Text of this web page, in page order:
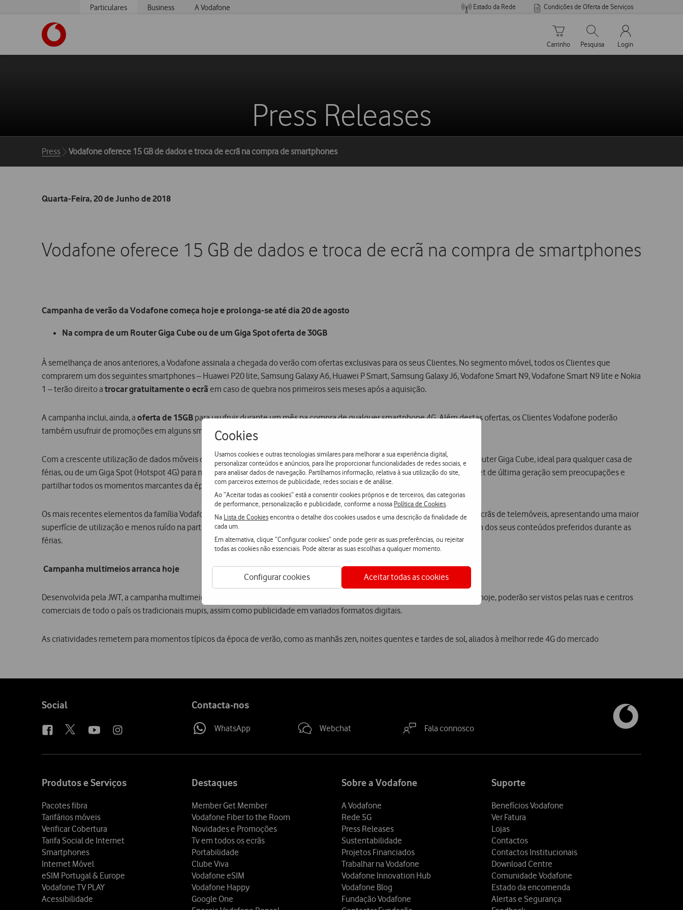
Cookies
Usamos cookies e outras tecnologias similares para melhorar a sua experiência digital,
personalizar conteúdos e anúncios, para lhe proporcionar funcionalidades de redes sociais, e
para analisar dados de navegação. Partilhamos informação, relativa à sua utilização do site,
com parceiros externos de publicidade, redes sociais e de análise.
Ao “Aceitar todas as cookies” está a consentir cookies próprios e de terceiros, das categorias
de performance, personalização e publicidade, conforme a nossa Política de Cookies
Na Lista de Cookiesencontra o detalhe dos cookies usados e uma descrição da finalidade de
cada um.
Em alternativa, clique “Configurar cookies” onde pode gerir as suas preferências, ou rejeitar
todas as cookies não essenciais. Pode alterar as suas escolhas a qualquer momento.
Configurar cookies Aceitar todas as cookies
Particulares Business A Vodafone Estado da Rede Condições de Oferta de Serviços
Carrinho de compras
Carrinho
Pesquisar
Pesquisa
My Vodafone
Login
Press Releases
Breadcrumbs
Press Vodafone oferece 15 GB de dados e troca de ecrã na compra de smartphones
Quarta-Feira, 20 de Junho de 2018
Vodafone oferece 15 GB de dados e troca de ecrã na compra de smartphones
Campanha de verão da Vodafone começa hoje e prolonga-se até dia 20 de agosto
Na compra de um Router Giga Cube ou de um Giga Spot oferta de 30GB
À semelhança de anos anteriores, a Vodafone assinala a chegada do verão com ofertas exclusivas para os seus Clientes. No segmento móvel, todos os Clientes que
comprarem um dos seguintes smartphones – Huawei P20 lite, Samsung Galaxy A6, Huawei P Smart, Samsung Galaxy J6, Vodafone Smart N9, Vodafone Smart N9 lite e Nokia
1 – terão direito a trocar gratuitamente o ecrã em caso de quebra nos primeiros seis meses após a aquisição.
A campanha inclui, ainda, a oferta de 15GB para usufruir durante um mês na compra de qualquer smartphone 4G. Além destas ofertas, os Clientes Vodafone poderão
também usufruir de promoções em alguns smartphones adicionais durante o período da campanha.
Com a crescente utilização de dados móveis durante as férias, a campanha inclui ainda aoferta de 30GBna compra de um Router Giga Cube, ideal para qualquer casa de
férias, ou de um Giga Spot (Hotspot 4G) para navegar em qualquer lado. Desta forma, os utilizadores podem usufruir de internet de última geração sem preocupações e
partilhar todos os momentos marcantes da época estival.
Os mais recentes elementos da família Vodafone – os Vodafone Smart N9 e Smart N9 lite – seguem a recente tendência em ecrãs de telemóveis, apresentando uma maior
superfície de utilização e menos ruído na parte frontal do equipamento, tornando-os ideais para que os utilizadores desfrutem dos seus conteúdos preferidos durante as
férias.
Campanha multimeios arranca hoje
Desenvolvida pela JWT, a campanha multimeios arranca com presença em imprensa, digital e publicidade exterior. A partir de hoje, poderão ser vistos pelas ruas e centros
comerciais de todo o país os tradicionais mupis, assim como publicidade em variados formatos digitais.
As criatividades remetem para momentos típicos da época de verão, como as manhãs zen, noites quentes e tardes de sol, aliados à melhor rede 4G do mercado
Follow
Social Contacta-nos
WhatsApp Webchat Fala connosco
Produtos e Serviços
Pacotes fibra
Tarifários móveis
Verificar Cobertura
Tarifa Social de Internet
Smartphones
Internet Móvel
eSIM Portugal & Europe
Vodafone TV PLAY
Acessibilidade
Destaques
Member Get Member
Vodafone Fiber to the Room
Novidades e Promoções
Tv em todos os ecrãs
Portabilidade
Clube Viva
Vodafone eSIM
Vodafone Happy
Google One
Sobre a Vodafone
A Vodafone
Rede 5G
Press Releases
Sustentabilidade
Projetos Financiados
Trabalhar na Vodafone
Vodafone Innovation Hub
Vodafone Blog
Fundação Vodafone
Suporte
Benefícios Vodafone
Ver Fatura
Lojas
Contactos
Contactos Institucionais
Download Centre
Comunidade Vodafone
Estado da encomenda
Alertas e Segurança